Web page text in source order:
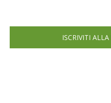
ISCRIVITI